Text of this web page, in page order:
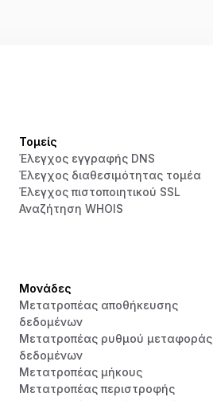
Τομείς
Έλεγχος εγγραφής DNS
Έλεγχος διαθεσιμότητας τομέα
Έλεγχος πιστοποιητικού SSL
Αναζήτηση WHOIS
Μονάδες
Μετατροπέας αποθήκευσης
δεδομένων
Μετατροπέας ρυθμού μεταφοράς
δεδομένων
Μετατροπέας μήκους
Μετατροπέας περιστροφής